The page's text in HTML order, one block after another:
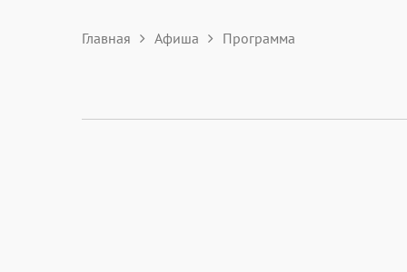
Главная Афиша Программа